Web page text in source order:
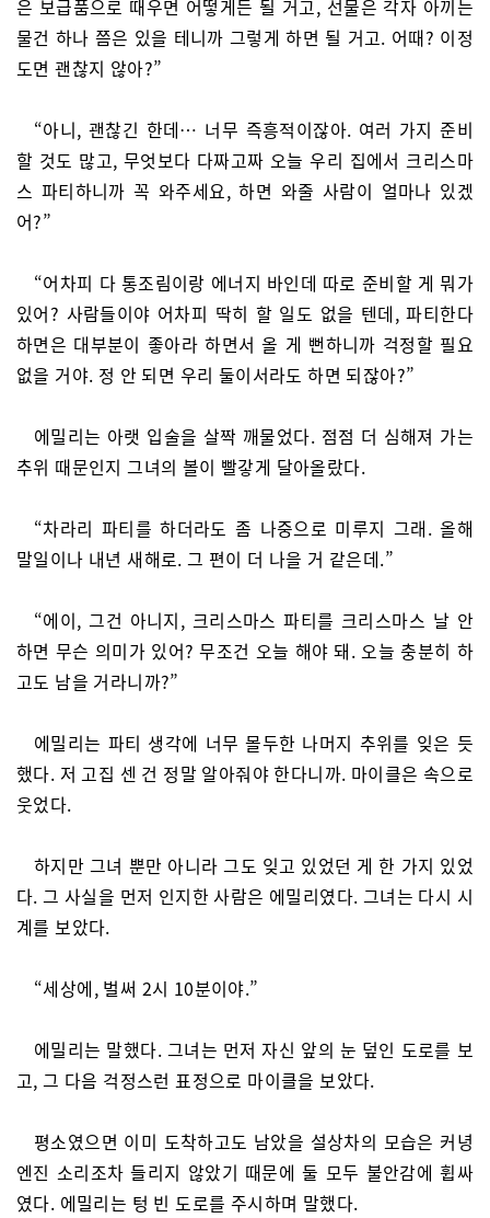
은 보급품으로 때우면 어떻게든 될 거고, 선물은 각자 아끼는
물건 하나 쯤은 있을 테니까 그렇게 하면 될 거고. 어때? 이정
도면 괜찮지 않아?”
“아니, 괜찮긴 한데… 너무 즉흥적이잖아. 여러 가지 준비
할 것도 많고, 무엇보다 다짜고짜 오늘 우리 집에서 크리스마
스 파티하니까 꼭 와주세요, 하면 와줄 사람이 얼마나 있겠
어?”
“어차피 다 통조림이랑 에너지 바인데 따로 준비할 게 뭐가
있어? 사람들이야 어차피 딱히 할 일도 없을 텐데, 파티한다
하면은 대부분이 좋아라 하면서 올 게 뻔하니까 걱정할 필요
없을 거야. 정 안 되면 우리 둘이서라도 하면 되잖아?”
에밀리는 아랫 입술을 살짝 깨물었다. 점점 더 심해져 가는
추위 때문인지 그녀의 볼이 빨갛게 달아올랐다.
“차라리 파티를 하더라도 좀 나중으로 미루지 그래. 올해
말일이나 내년 새해로. 그 편이 더 나을 거 같은데.”
“에이, 그건 아니지, 크리스마스 파티를 크리스마스 날 안
하면 무슨 의미가 있어? 무조건 오늘 해야 돼. 오늘 충분히 하
고도 남을 거라니까?”
에밀리는 파티 생각에 너무 몰두한 나머지 추위를 잊은 듯
했다. 저 고집 센 건 정말 알아줘야 한다니까. 마이클은 속으로
웃었다.
하지만 그녀 뿐만 아니라 그도 잊고 있었던 게 한 가지 있었
다. 그 사실을 먼저 인지한 사람은 에밀리였다. 그녀는 다시 시
계를 보았다.
“세상에, 벌써 2시 10분이야.”
에밀리는 말했다. 그녀는 먼저 자신 앞의 눈 덮인 도로를 보
고, 그 다음 걱정스런 표정으로 마이클을 보았다.
평소였으면 이미 도착하고도 남았을 설상차의 모습은 커녕
엔진 소리조차 들리지 않았기 때문에 둘 모두 불안감에 휩싸
였다. 에밀리는 텅 빈 도로를 주시하며 말했다.